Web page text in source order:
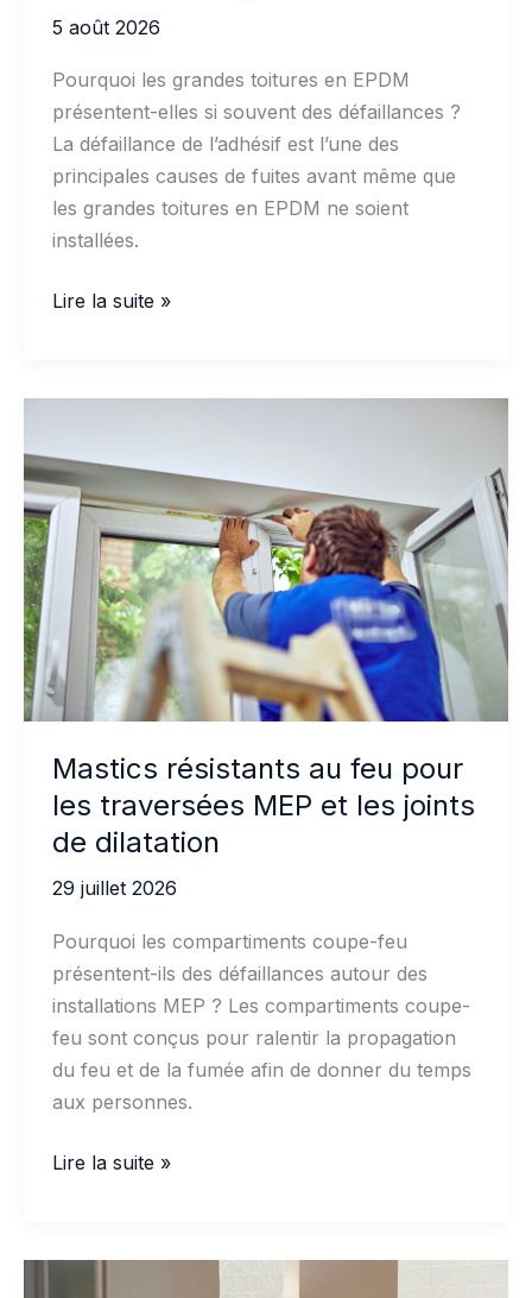
5 août 2026
Pourquoi les grandes toitures en EPDM
présentent-elles si souvent des défaillances ?
La défaillance de l’adhésif est l’une des
principales causes de fuites avant même que
les grandes toitures en EPDM ne soient
installées.
Prévention
grâce
adhésifs
de
toiture
EPDM
sur
les
grandes
toitures
Lire la suite »
Mastics résistants au feu pour
les traversées MEP et les joints
de dilatation
29 juillet 2026
Pourquoi les compartiments coupe-feu
présentent-ils des défaillances autour des
installations MEP ? Les compartiments coupe-
feu sont conçus pour ralentir la propagation
du feu et de la fumée afin de donner du temps
aux personnes.
Mastics
feu
Lire la suite »